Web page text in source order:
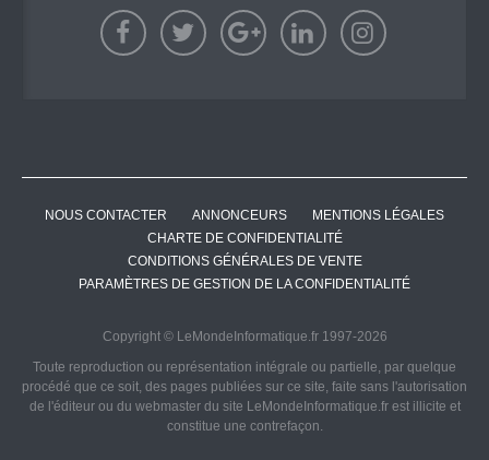
NOUS CONTACTER ANNONCEURS
MENTIONS LÉGALES
CHARTE DE CONFIDENTIALITÉ
CONDITIONS GÉNÉRALES DE VENTE
PARAMÈTRES DE GESTION DE LA CONFIDENTIALITÉ
Copyright © LeMondeInformatique.fr 1997-2026
Toute reproduction ou représentation intégrale ou partielle, par quelque
procédé que ce soit, des pages publiées sur ce site, faite sans l'autorisation
de l'éditeur ou du webmaster du site LeMondeInformatique.fr est illicite et
constitue une contrefaçon.